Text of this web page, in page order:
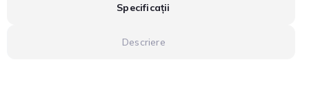
Specificații
Descriere